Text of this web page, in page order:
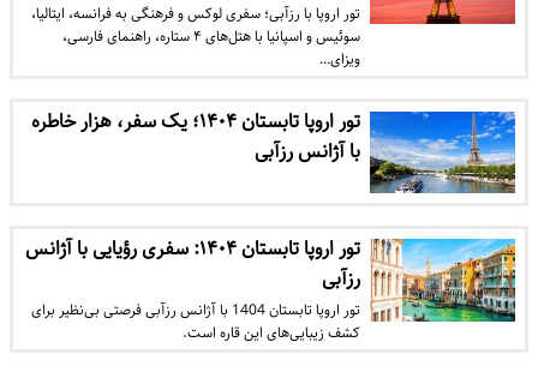
تور اروپا با رزآبی؛ سفری لوکس و فرهنگی به فرانسه، ایتالیا،
سوئیس و اسپانیا با هتل‌های ۴ ستاره، راهنمای فارسی،
ویزای…
تور اروپا تابستان ۱۴۰۴؛ یک سفر، هزار خاطره
با آژانس رزآبی
تور اروپا تابستان ۱۴۰۴: سفری رؤیایی با آژانس
رزآبی
تور اروپا تابستان 1404 با آژانس رزآبی فرصتی بی‌نظیر برای
کشف زیبایی‌های این قاره است.